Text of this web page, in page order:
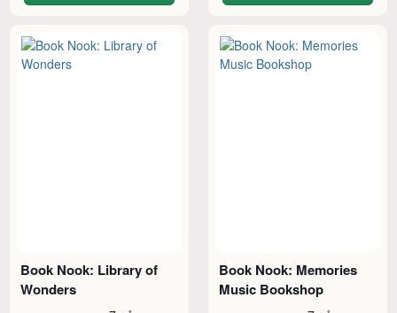
Book Nook: Library of
Wonders
Book Nook: Memories
Music Bookshop